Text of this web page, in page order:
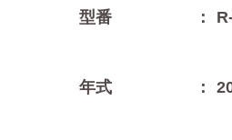
型番 ： R-
年式 ：